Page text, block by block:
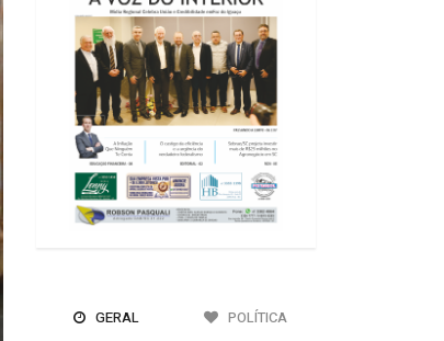
GERAL POLÍTICA